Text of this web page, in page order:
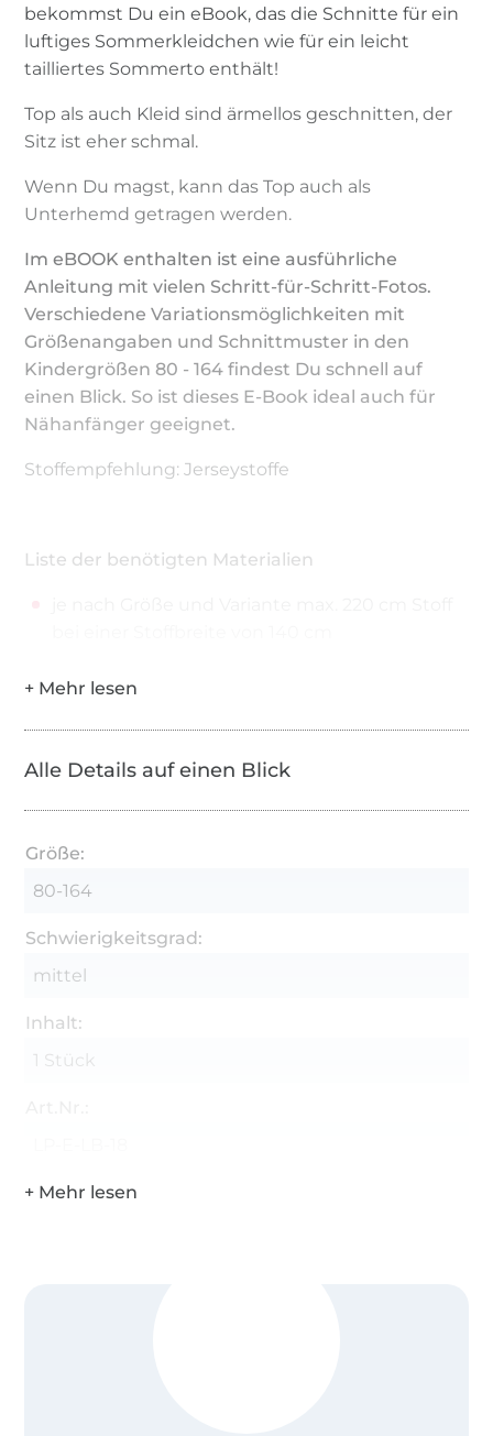
bekommst Du ein eBook, das die Schnitte für ein
luftiges Sommerkleidchen wie für ein leicht
tailliertes Sommerto enthält!
Top als auch Kleid sind ärmellos geschnitten, der
Sitz ist eher schmal.
Wenn Du magst, kann das Top auch als
Unterhemd getragen werden.
Im eBOOK enthalten ist eine ausführliche
Anleitung mit vielen Schritt-für-Schritt-Fotos.
Verschiedene Variationsmöglichkeiten mit
Größenangaben und Schnittmuster in den
Kindergrößen 80 - 164 findest Du schnell auf
einen Blick. So ist dieses E-Book ideal auch für
Nähanfänger geeignet.
Stoffempfehlung: Jerseystoffe
Liste der benötigten Materialien
Alle Details auf einen Blick
Größe:
80-164
Schwierigkeitsgrad:
mittel
Inhalt:
1 Stück